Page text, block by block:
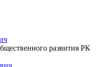
развития РК